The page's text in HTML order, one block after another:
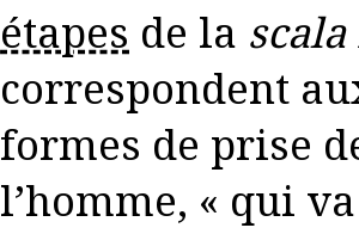
étapes de la
correspondent
formes de prise
l’homme, « qui